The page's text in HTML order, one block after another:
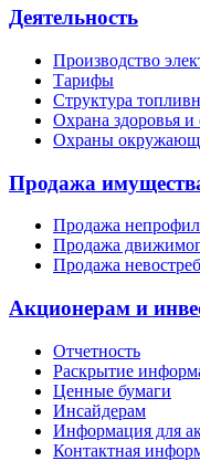
Деятельность
Производство
Тарифы
Структура
Охрана здоровья и
Охраны
Продажа
Продажа
Продажа
Продажа
Акционерам и
Отчетность
Раскрытие
Ценные бумаги
Инсайдерам
Информация для
Контактная